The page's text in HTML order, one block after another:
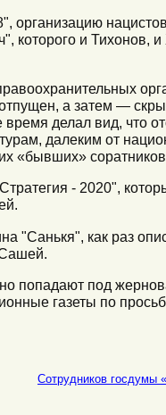
организацию
которого и Тихонов,
а затем —
делал вид, что
далеким от
«бывших»
- 2020",
"Санькя", как раз
попадают под
газеты по
Сотрудников госдумы